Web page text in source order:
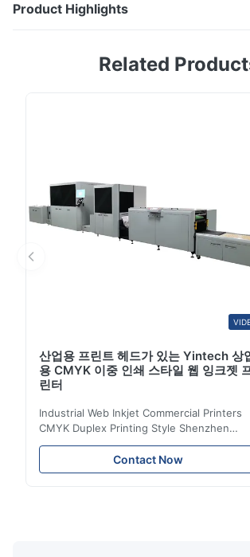
Product Highlights
기질은 100,000의 느낌까지 길이를 달립
인쇄 명세: 0.15mm 100pcs/box;
0.30mm 50pcs 발전 시간: 25+/-5sec 모
Related
산업용 프린트 헤드가 있는 Yintech 상
용 CMYK 이중 인쇄 스타일 웹 잉크젯
린터
Industrial Web Inkjet Commercial Printers
CMYK Duplex Printing Style Shenzhen
Yintech Co.,LTD is a modern high-tech
enterprise specialized in pre-press plate
making equipment, integrating design,
Contact Now